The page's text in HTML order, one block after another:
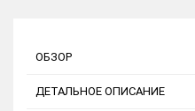
ОБЗОР
ДЕТАЛЬНОЕ ОПИСАНИЕ